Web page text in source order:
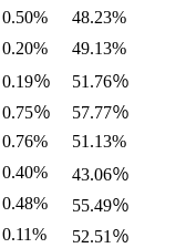
0.50%
48.23%
0.20%
49.13%
0.19％
51.76％
0.75％
57.77％
0.76%
51.13%
0.40%
43.06％
0.48%
55.49％
0.11%
52.51％